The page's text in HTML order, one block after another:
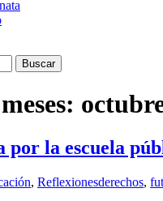
por la escuela
, Reflexionesderechos,